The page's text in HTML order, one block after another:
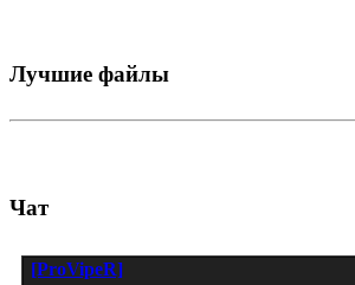
Лучшие файлы
Чат